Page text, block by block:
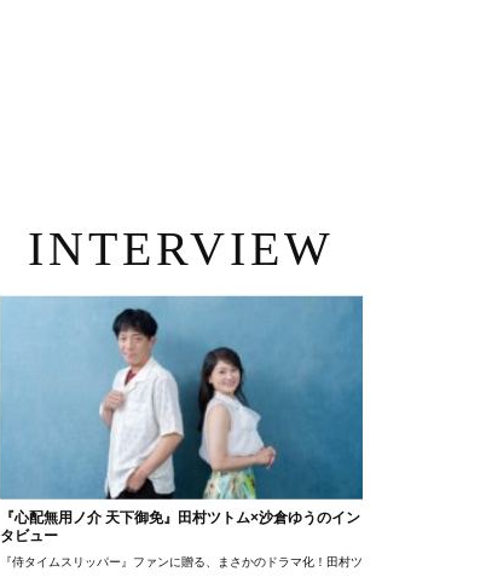
INTERVIEW
『心配無用ノ介 天下御免』田村ツトム×沙倉ゆうのイン
タビュー
『侍タイムスリッパー』ファンに贈る、まさかのドラマ化！田村ツトム×沙倉ゆうのが語